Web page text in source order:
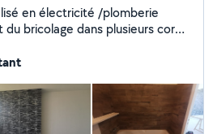
en électricité /plomberie
bricolage dans plusieurs corps
d'électroménager.